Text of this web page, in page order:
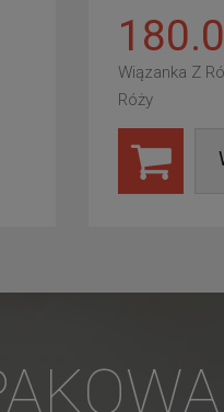
Wiązanka Z
Róży